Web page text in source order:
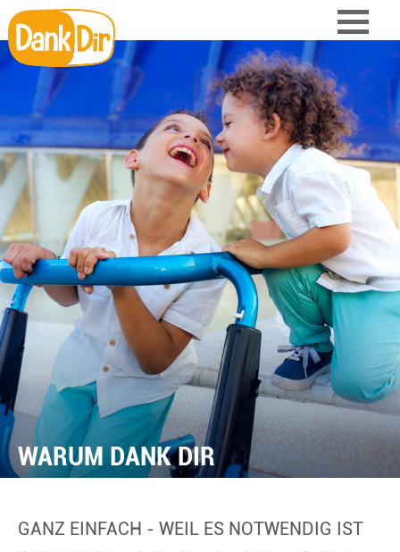
WARUM DANK DIR
GANZ EINFACH - WEIL ES NOTWENDIG IST